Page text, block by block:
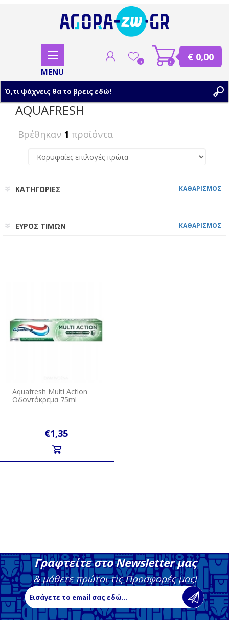
ΣΥΝΔΕΣΗ
0 0 € 0,00
AQUAFRESH
Βρέθηκαν 1 προϊόντα
ΚΑΤΗΓΟΡΙΕΣ ΚΑΘΑΡΙΣΜΟΣ
ΕΥΡΟΣ ΤΙΜΩΝ ΚΑΘΑΡΙΣΜΟΣ
Aquafresh Multi Action
Οδοντόκρεμα 75ml
€1,35
Γραφτείτε στο Newsletter μας
& μάθετε πρώτοι τις Προσφορές μας!